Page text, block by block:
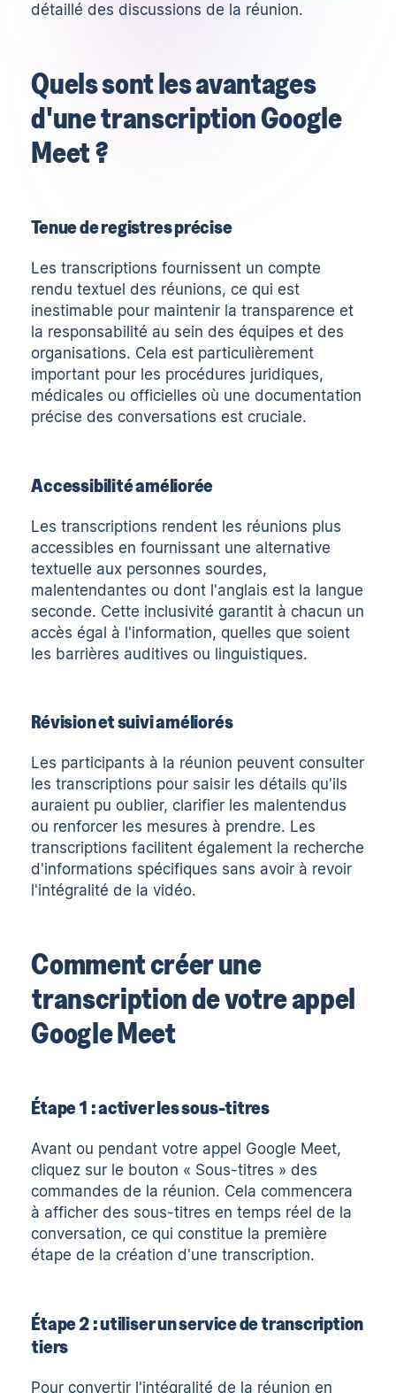
détaillé des discussions de la réunion.
Quels sont les avantages
d'une transcription Google
Meet ?
Tenue de registres précise
Les transcriptions fournissent un compte
rendu textuel des réunions, ce qui est
inestimable pour maintenir la transparence et
la responsabilité au sein des équipes et des
organisations. Cela est particulièrement
important pour les procédures juridiques,
médicales ou officielles où une documentation
précise des conversations est cruciale.
Accessibilité améliorée
Les transcriptions rendent les réunions plus
accessibles en fournissant une alternative
textuelle aux personnes sourdes,
malentendantes ou dont l'anglais est la langue
seconde. Cette inclusivité garantit à chacun un
accès égal à l'information, quelles que soient
les barrières auditives ou linguistiques.
Révision et suivi améliorés
Les participants à la réunion peuvent consulter
les transcriptions pour saisir les détails qu'ils
auraient pu oublier, clarifier les malentendus
ou renforcer les mesures à prendre. Les
transcriptions facilitent également la recherche
d'informations spécifiques sans avoir à revoir
l'intégralité de la vidéo.
Comment créer une
transcription de votre appel
Google Meet
Étape 1 : activer les sous-titres
Avant ou pendant votre appel Google Meet,
cliquez sur le bouton « Sous-titres » des
commandes de la réunion. Cela commencera
à afficher des sous-titres en temps réel de la
conversation, ce qui constitue la première
étape de la création d'une transcription.
Étape 2 : utiliser un service de transcription
tiers
Pour convertir l'intégralité de la réunion en